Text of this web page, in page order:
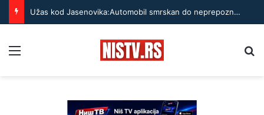
Užas kod Jasenovika:Automobil smrskan do neprepoznatljivosti, točak odleteo – strahuje se da ima teško povređenih